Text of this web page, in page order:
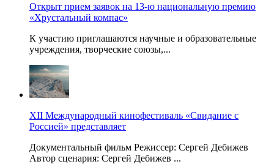
Открыт прием заявок на 13-ю национальную премию
«Хрустальный компас»
К участию приглашаются научные и образовательные
учреждения, творческие союзы,...
XII Международный кинофестиваль «Свидание с
Россией» представляет
Документальный фильм Режиссер: Сергей Дебижев
Автор сценария: Сергей Дебижев ...